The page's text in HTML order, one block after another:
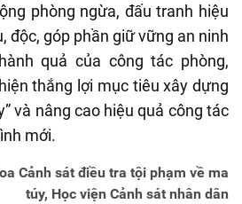
phòng ngừa, đấu tranh hiệu
độc, góp phần giữ vững an ninh
quả của công tác phòng,
thắng lợi mục tiêu xây dựng
và nâng cao hiệu quả công tác
mới.
Cảnh sát điều tra tội phạm về ma
túy, Học viện Cảnh sát nhân dân